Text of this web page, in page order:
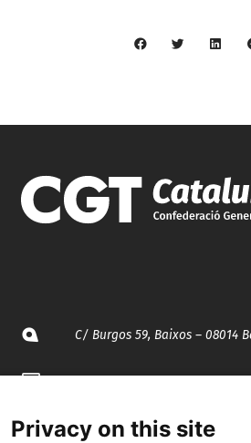
C/ Burgos 59, Baixos – 08014
935 120 481
Privacy on this site